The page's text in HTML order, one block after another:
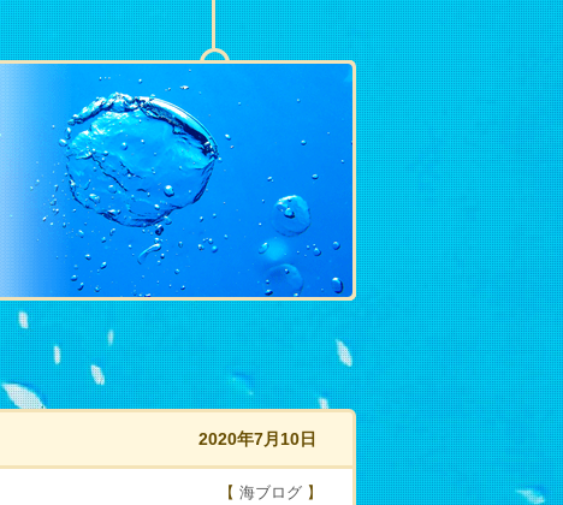
2020年7月10日
【 海ブログ 】